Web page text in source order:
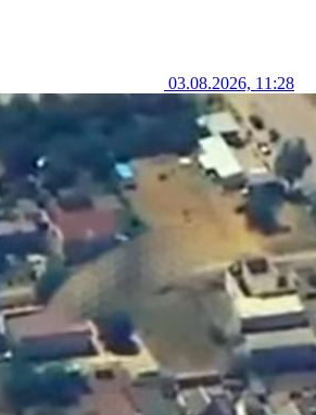
03.08.2026, 11:28